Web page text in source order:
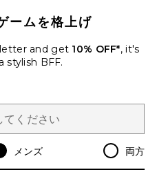
ニュースレターに登録。いつで
Country Regions
USD
ームを格上げ
and get 10% OFF*, it's
stylish BFF.
メンズ 両方